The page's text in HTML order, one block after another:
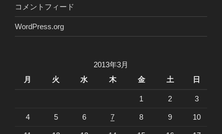
コメントフィード
WordPress.org
2013年3月
月
火 水 木 金 土 日
1 2 3
4 5 6 7 8 9 10